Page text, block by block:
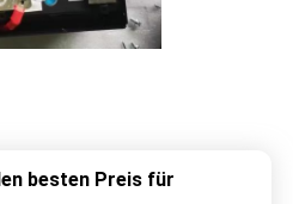
besten Preis für